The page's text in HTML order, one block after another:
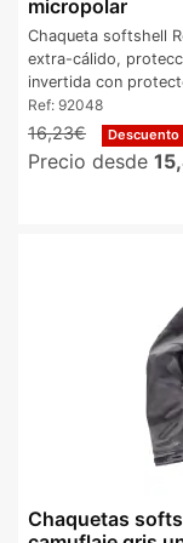
micropolar
Chaqueta softshell
extra-cálido,
invertida con
Ref: 92048
16,23€ Descuento
Precio desde
Chaquetas